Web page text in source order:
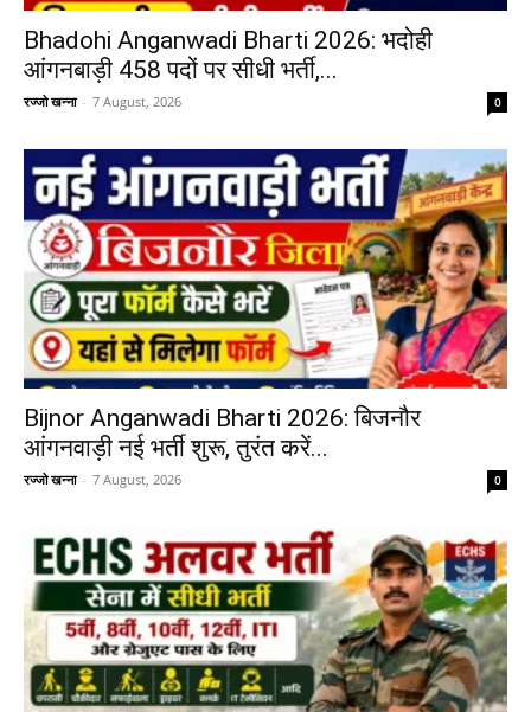
Bhadohi Anganwadi Bharti 2026: भदोही
आंगनबाड़ी 458 पदों पर सीधी भर्ती,...
रज्जो खन्ना - 7 August, 2026 0
Bijnor Anganwadi Bharti 2026: बिजनौर
आंगनवाड़ी नई भर्ती शुरू, तुरंत करें...
रज्जो खन्ना - 7 August, 2026 0